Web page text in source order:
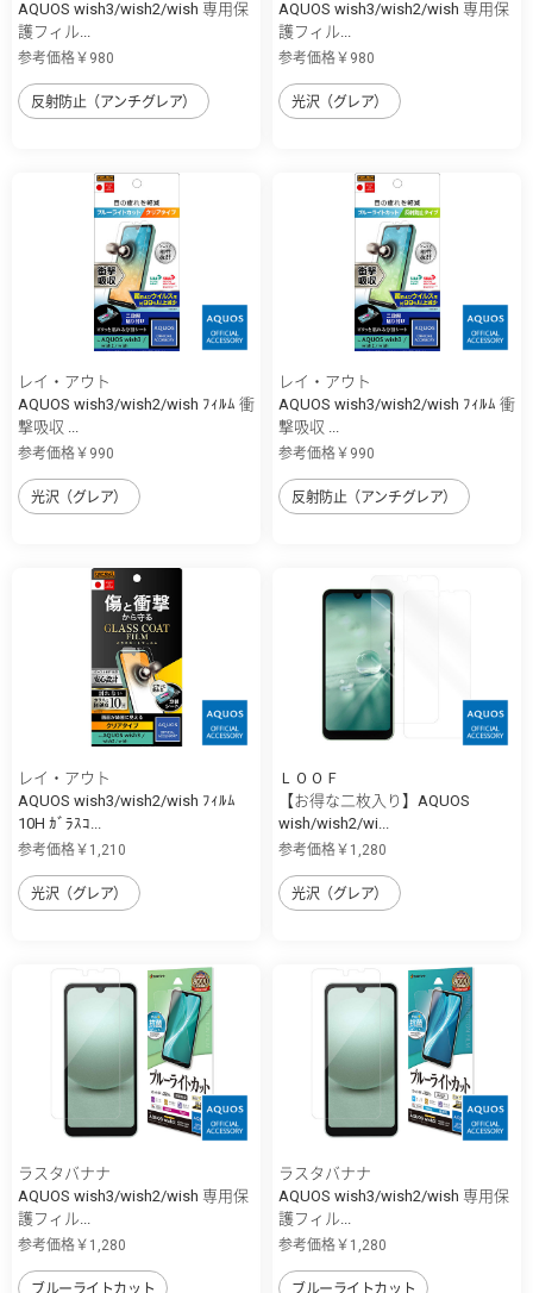
AQUOS wish3/wish2/wish 専用保
護フィル...
参考価格￥980
反射防止（アンチグレア）
AQUOS wish3/wish2/wish 専用保
護フィル...
参考価格￥980
光沢（グレア）
レイ・アウト
AQUOS wish3/wish2/wish ﾌｨﾙﾑ 衝
撃吸収 ...
参考価格￥990
光沢（グレア）
レイ・アウト
AQUOS wish3/wish2/wish ﾌｨﾙﾑ 衝
撃吸収 ...
参考価格￥990
反射防止（アンチグレア）
レイ・アウト
AQUOS wish3/wish2/wish ﾌｨﾙﾑ
10H ｶﾞﾗｽｺ...
参考価格￥1,210
光沢（グレア）
ＬＯＯＦ
【お得な二枚入り】AQUOS
wish/wish2/wi...
参考価格￥1,280
光沢（グレア）
ラスタバナナ
AQUOS wish3/wish2/wish 専用保
護フィル...
参考価格￥1,280
ブルーライトカット
ラスタバナナ
AQUOS wish3/wish2/wish 専用保
護フィル...
参考価格￥1,280
ブルーライトカット